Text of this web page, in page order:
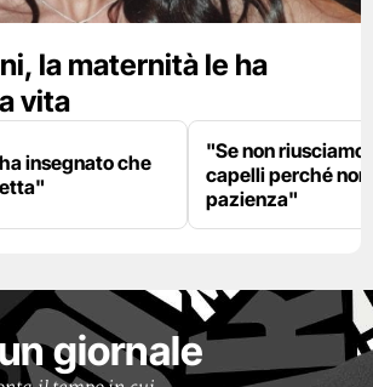
la maternità le ha
vita
insegnato che
"Se non riusciamo
capelli perché
pazienza"
giornale